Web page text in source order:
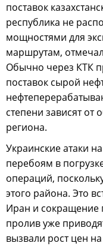
поставок
республика не
мощностями для
маршрутам,
Обычно через КТК
поставок сырой
степени зависят от
региона.
Украинские атаки
перебоям в
операций,
этого района. Это
Иран и сокращение
пролив уже
вызвали рост цен